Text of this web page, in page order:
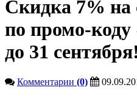
Скидка 7% на
по промо-
до 31 сентября!
Комментарии (0)